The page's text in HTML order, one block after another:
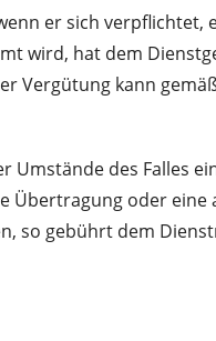
er sich verpflichtet,
wird, hat dem
Vergütung kann
Umstände des Falles
Übertragung oder
so gebührt dem